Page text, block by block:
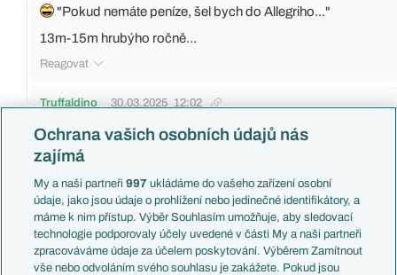
"Pokud nemáte peníze, šel bych do Allegriho..."
13m-15m hrubýho ročně...
Reagovat
Truffaldino 30.03.2025 12:02
Friendkinovi se stále poměrně dobře daří držet informace
pouze uvnitř klubu a jména v médiích jsou spíše tipy nebo
odhady. Gaspa Claudio explicitně vyloučil, ale v minulosti
také řekl, že trenér musí umět lhát a při poslední tiskovce
bylo znát, že se chce hlavně zbavit dotazů novinářů. Takže
ani Gasp nemusí být mimo hru, ale každý týden je favorit
někdo jiný a aktuální seznam ve zpravodajství čítá více jak
deset jmen.
Ochrana vašich osobních údajů nás
zajímá
My a naši partneři997 ukládáme do vašeho zařízení osobní
údaje, jako jsou údaje o prohlížení nebo jedinečné identifikátory, a
máme k nim přístup. Výběr Souhlasím umožňuje, aby sledovací
technologie podporovaly účely uvedené v části My a naši partneři
zpracováváme údaje za účelem poskytování. Výběrem Zamítnout
vše nebo odvoláním svého souhlasu je zakážete. Pokud jsou